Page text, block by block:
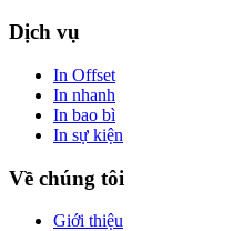
Dịch vụ
In Offset
In nhanh
In bao bì
In sự kiện
Về chúng tôi
Giới thiệu